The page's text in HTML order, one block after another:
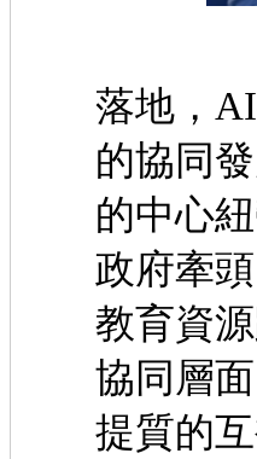
讓技
落地，
的協同
的中心
政府牽
教育資
協同層
提質的